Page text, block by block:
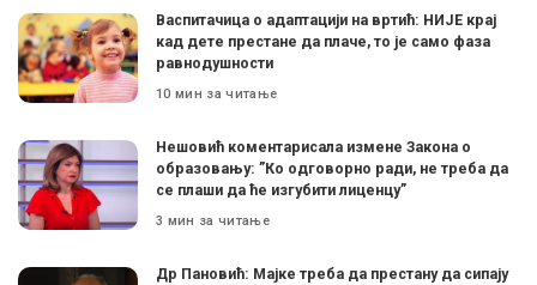
Васпитачица о адаптацији на вртић: НИЈЕ крај
кад дете престане да плаче, то је само фаза
равнодушности
10 мин за читање
Нешовић коментарисала измене Закона о
образовању: ”Ко одговорно ради, не треба да
се плаши да ће изгубити лиценцу”
3 мин за читање
Др Пановић: Мајке треба да престану да сипају